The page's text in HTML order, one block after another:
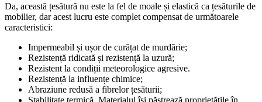
Da, această țesătură nu este la fel de moale și elastică ca țesăturile de
mobilier, dar acest lucru este complet compensat de următoarele
caracteristici:
Impermeabil și ușor de curățat de murdărie;
Rezistență ridicată și rezistență la uzură;
Rezistent la condiții meteorologice agresive.
Rezistență la influențe chimice;
Abraziune redusă a fibrelor țesăturii;
Stabilitate termică. Materialul își păstrează proprietățile în